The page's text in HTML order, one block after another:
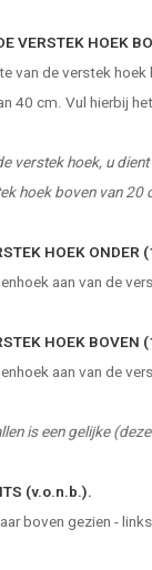
VERSTEK HOEK
van de verstek
40 cm. Vul hierbij
verstek hoek, u
hoek boven van
HOEK
aan van de
HOEK
aan van de
is een gelijke
(v.o.n.b.).
boven gezien -